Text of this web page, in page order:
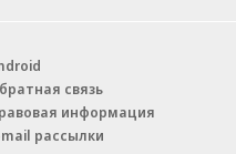
связь
информация
mail рассылки